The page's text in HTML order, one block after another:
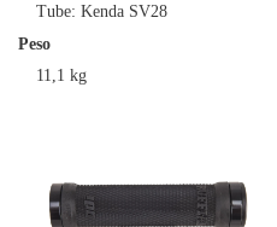
Tube: Kenda SV28
Peso
11,1 kg